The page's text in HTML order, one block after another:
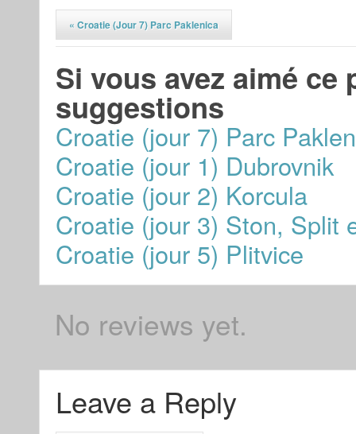
« Croatie (jour 7) Parc Paklenica
Si vous avez aimé
suggestions
Croatie (jour 7) Parc
Croatie (jour 1) Dubrovnik
Croatie (jour 2) Korcula
Croatie (jour 3) Ston, Split
Croatie (jour 5) Plitvice
No reviews yet.
Leave a Reply